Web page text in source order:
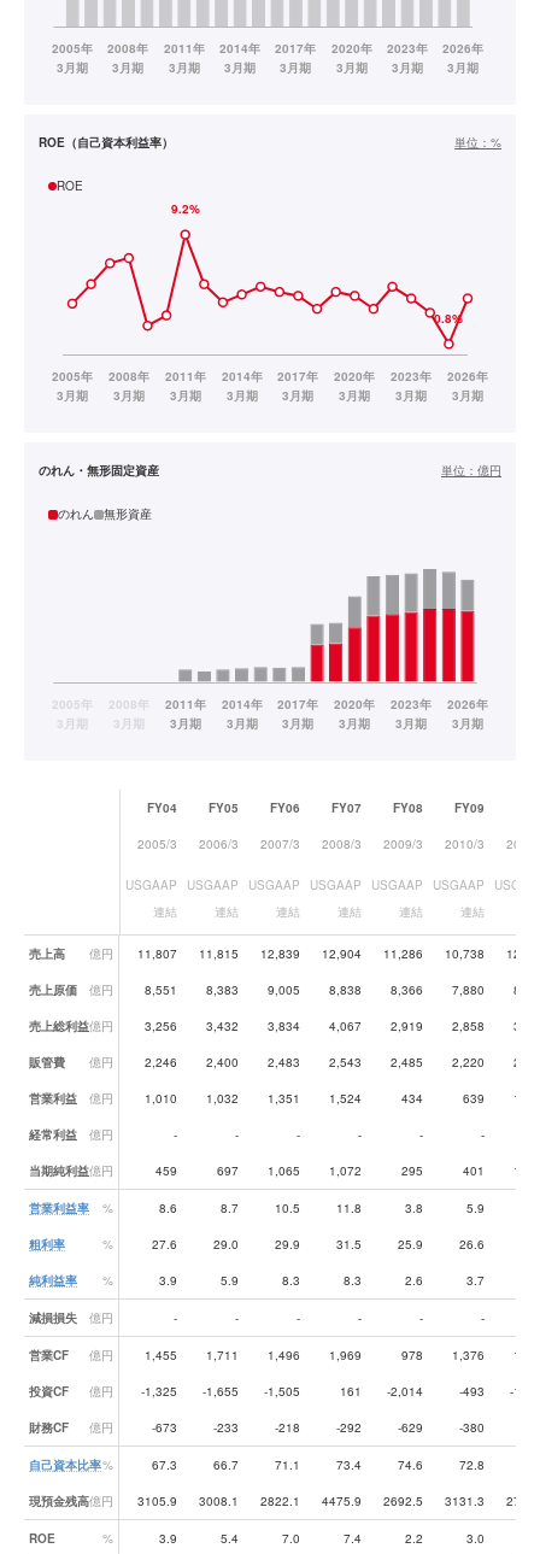
ROE（自己資本利益率） 単位： %
ROE
のれん・無形固定資産 単位： 億円
のれん 無形資産
業績データ一覧
FY04 FY05 FY06 FY07 FY08 FY09
2005/3 2006/3 2007/3 2008/3 2009/3 2010/3
USGAAP
連結
USGAAP
連結
USGAAP
連結
USGAAP
連結
USGAAP
連結
USGAAP
連結
売上高 億円 11,807 11,815 12,839 12,904 11,286 10,738
売上原価 億円 8,551 8,383 9,005 8,838 8,366 7,880
売上総利益億円 3,256 3,432 3,834 4,067 2,919 2,858
販管費 億円 2,246 2,400 2,483 2,543 2,485 2,220
営業利益 億円 1,010 1,032 1,351 1,524 434 639
経常利益 億円 - - - - - -
当期純利益億円 459 697 1,065 1,072 295 401
営業利益率 % 8.6 8.7 10.5 11.8 3.8 5.9
粗利率 % 27.6 29.0 29.9 31.5 25.9 26.6
純利益率 % 3.9 5.9 8.3 8.3 2.6 3.7
減損損失 億円 - - - - - -
営業CF 億円 1,455 1,711 1,496 1,969 978 1,376
投資CF 億円 -1,325 -1,655 -1,505 161 -2,014 -493 -
財務CF 億円 -673 -233 -218 -292 -629 -380
自己資本比率% 67.3 66.7 71.1 73.4 74.6 72.8
現預金残高億円 3105.9 3008.1 2822.1 4475.9 2692.5 3131.3
ROE % 3.9 5.4 7.0 7.4 2.2 3.0